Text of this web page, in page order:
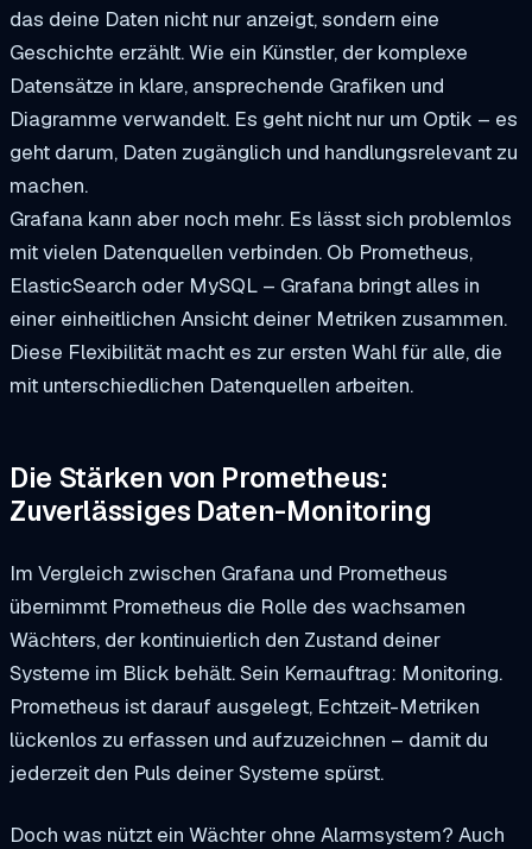
das deine Daten nicht nur anzeigt, sondern eine
Geschichte erzählt. Wie ein Künstler, der komplexe
Datensätze in klare, ansprechende Grafiken und
Diagramme verwandelt. Es geht nicht nur um Optik – es
geht darum, Daten zugänglich und handlungsrelevant zu
machen.
Grafana kann aber noch mehr. Es lässt sich problemlos
mit vielen Datenquellen verbinden. Ob Prometheus,
ElasticSearch oder MySQL – Grafana bringt alles in
einer einheitlichen Ansicht deiner Metriken zusammen.
Diese Flexibilität macht es zur ersten Wahl für alle, die
mit unterschiedlichen Datenquellen arbeiten.
Die Stärken von Prometheus:
Zuverlässiges Daten-Monitoring
Im Vergleich zwischen Grafana und Prometheus
übernimmt Prometheus die Rolle des wachsamen
Wächters, der kontinuierlich den Zustand deiner
Systeme im Blick behält. Sein Kernauftrag: Monitoring.
Prometheus ist darauf ausgelegt, Echtzeit-Metriken
lückenlos zu erfassen und aufzuzeichnen – damit du
jederzeit den Puls deiner Systeme spürst.
Doch was nützt ein Wächter ohne Alarmsystem? Auch